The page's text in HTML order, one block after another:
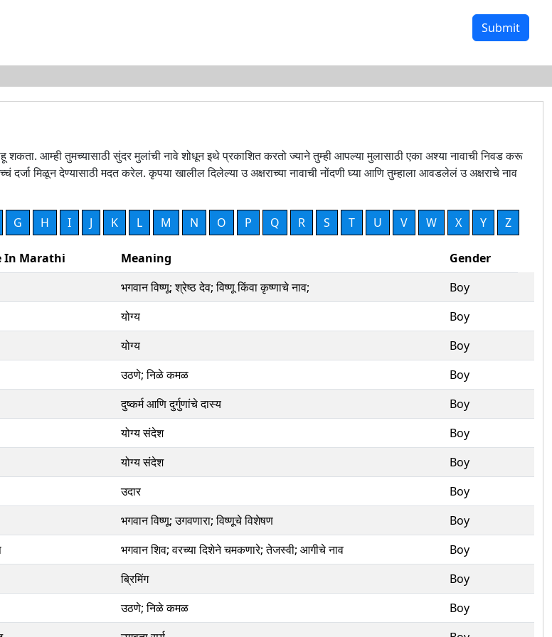
Submit
शकता. आम्ही तुमच्यासाठी सुंदर मुलांची नावे शोधून इथे प्रकाशित करतो ज्याने तुम्ही आपल्या मुलासाठी एका अश्या नावाची निवड करू
मिळून देण्यासाठी मदत करेल. कृपया खालील दिलेल्या उ अक्षराच्या नावाची नोंदणी घ्या आणि तुम्हाला आवडलेलं उ अक्षराचे नाव
G H I J K L M N O P Q R S T U V W X Y Z
In Marathi Meaning
Gender
भगवान विष्णू; श्रेष्ठ देव; विष्णू किंवा कृष्णाचे नाव;
Boy
योग्य
Boy
योग्य
Boy
उठणे; निळे कमळ
Boy
दुष्कर्म आणि दुर्गुणांचे दास्य
Boy
योग्य संदेश
Boy
योग्य संदेश
Boy
उदार
Boy
भगवान विष्णू; उगवणारा; विष्णूचे विशेषण
Boy
भगवान शिव; वरच्या दिशेने चमकणारे; तेजस्वी; आगीचे नाव
Boy
ब्रिमिंग
Boy
उठणे; निळे कमळ
Boy